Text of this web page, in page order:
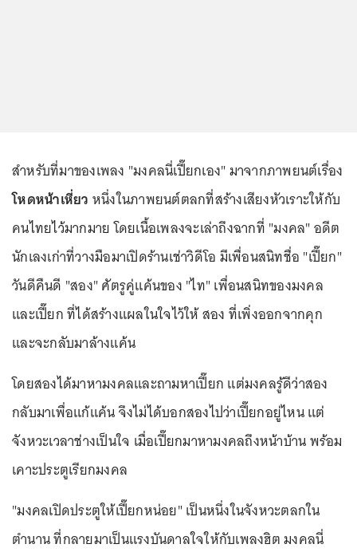
สำหรับที่มาของเพลง "มงคลนี่เปี๊ยกเอง" มาจากภาพยนต์เรื่อง
โหดหน้าเหี่ยว หนึ่งในภาพยนต์ตลกที่สร้างเสียงหัวเราะให้กับ
คนไทยไว้มากมาย โดยเนื้อเพลงจะเล่าถึงฉากที่ "มงคล" อดีต
นักเลงเก่าที่วางมือมาเปิดร้านเช่าวิดีโอ มีเพื่อนสนิทชื่อ "เปี๊ยก"
วันดีคืนดี "สอง" ศัตรูคู่แค้นของ "ไท" เพื่อนสนิทของมงคล
และเปี๊ยก ที่ได้สร้างแผลในใจไว้ให้ สอง ที่เพิ่งออกจากคุก
และจะกลับมาล้างแค้น
โดยสองได้มาหามงคลและถามหาเปี๊ยก แต่มงคลรู้ดีว่าสอง
กลับมาเพื่อแก้แค้น จึงไม่ได้บอกสองไปว่าเปี๊ยกอยู่ไหน แต่
จังหวะเวลาช่างเป็นใจ เมื่อเปี๊ยกมาหามงคลถึงหน้าบ้าน พร้อม
เคาะประตูเรียกมงคล
"มงคลเปิดประตูให้เปี๊ยกหน่อย" เป็นหนึ่งในจังหวะตลกใน
ตำนาน ที่กลายมาเป็นแรงบันดาลใจให้กับเพลงฮิต มงคลนี่